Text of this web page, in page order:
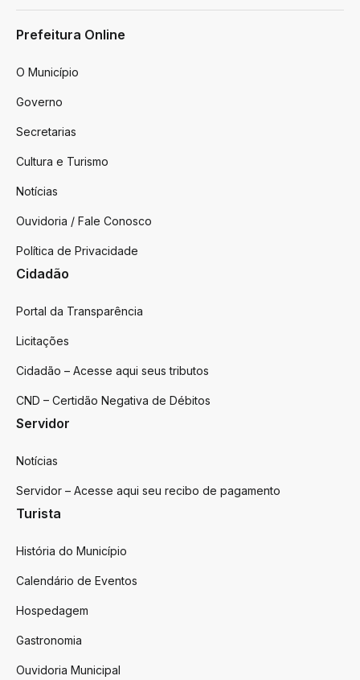
Prefeitura Online
O Município
Governo
Secretarias
Cultura e Turismo
Notícias
Ouvidoria / Fale Conosco
Política de Privacidade
Cidadão
Portal da Transparência
Licitações
Cidadão – Acesse aqui seus tributos
CND – Certidão Negativa de Débitos
Servidor
Notícias
Servidor – Acesse aqui seu recibo de pagamento
Turista
História do Município
Calendário de Eventos
Hospedagem
Gastronomia
Ouvidoria Municipal